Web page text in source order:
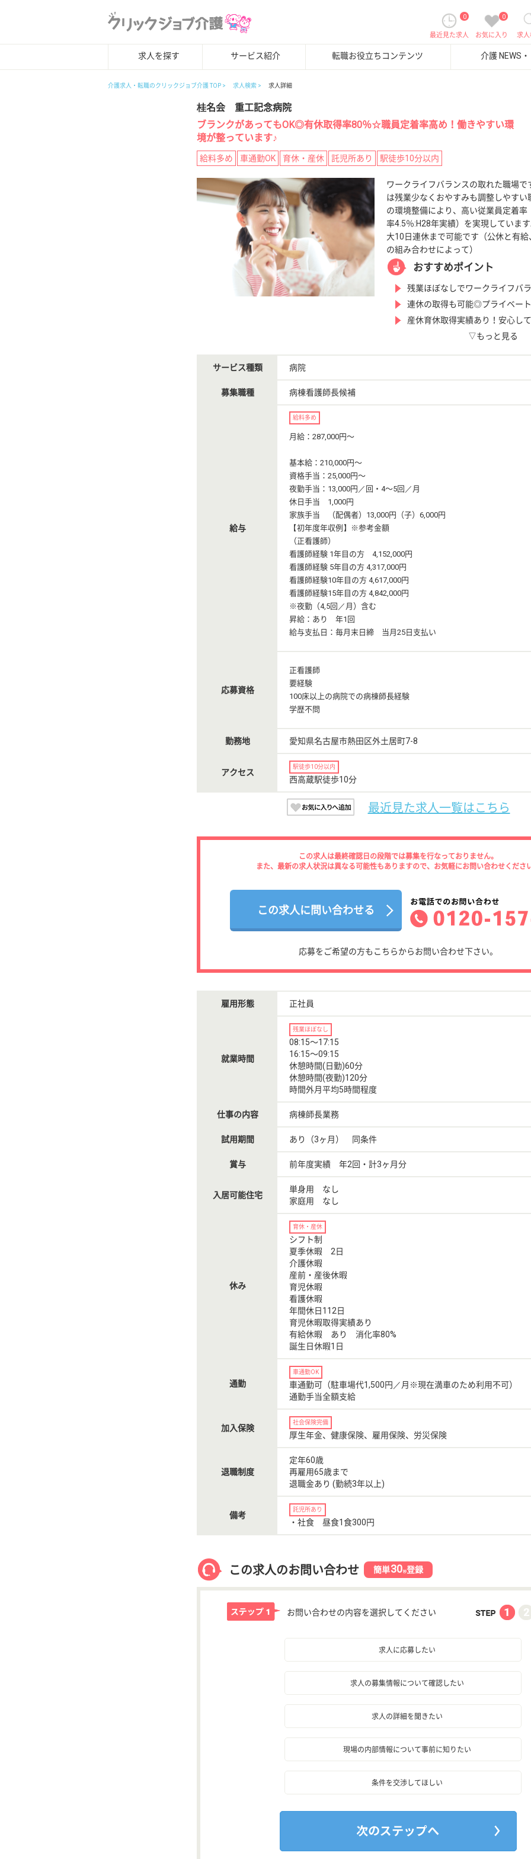
求
0
お気に入り
0
最近見た求人
求人を探す サービス紹介 転職お役立ちコンテンツ 介護 NEWS
介護求人・転職のクリックジョブ介護 TOP 求人検索 求人詳細
桂名会 重工記念病院
ブランクがあってもOK◎有休取得率80％☆職員定着率高め！働きやすい環
境が整っています♪
給料多め 車通勤OK 育休・産休 託児所あり 駅徒歩10分以内
ワークライフバランスの取れた職場で
は残業少なくおやすみも調整しやすい
の環境整備により、高い従業員定着率
率4.5％:H28年実績）を実現していま
大10日連休まで可能です（公休と有
の組み合わせによって）
おすすめポイント
残業ほぼなしでワークライフバ
連休の取得も可能◎プライベー
産休育休取得実績あり！安心し
▽もっと見る
サービス種類 病院
募集職種 病棟看護師長候補
給与
給料多め
月給：287,000円〜
基本給：210,000円〜
資格手当：25,000円〜
夜勤手当：13,000円／回・4〜5回／月
休日手当 1,000円
家族手当 （配偶者）13,000円（子）6,000円
【初年度年収例】※参考金額
（正看護師）
看護師経験 1年目の方 4,152,000円
看護師経験 5年目の方 4,317,000円
看護師経験10年目の方 4,617,000円
看護師経験15年目の方 4,842,000円
※夜勤（4,5回／月）含む
昇給：あり 年1回
給与支払日：毎月末日締 当月25日支払い
応募資格
正看護師
要経験
100床以上の病院での病棟師長経験
学歴不問
勤務地 愛知県名古屋市熱田区外土居町7-8
アクセス
駅徒歩10分以内
西高蔵駅徒歩10分
最近見た求人一覧はこちら
この求人は最終確認日の段階では募集を行なっておりません。
また、最新の求人状況は異なる可能性もありますので、お気軽にお問い合わせくださ
この求人に問い合わせる
応募をご希望の方もこちらからお問い合わせ下さい。
雇用形態 正社員
就業時間
残業ほぼなし
08:15〜17:15
16:15〜09:15
休憩時間(日勤)60分
休憩時間(夜勤)120分
時間外月平均5時間程度
仕事の内容 病棟師長業務
試用期間 あり（3ヶ月） 同条件
賞与 前年度実績 年2回・計3ヶ月分
入居可能住宅
単身用 なし
家庭用 なし
休み
育休・産休
シフト制
夏季休暇 2日
介護休暇
産前・産後休暇
育児休暇
看護休暇
年間休日112日
育児休暇取得実績あり
有給休暇 あり 消化率80%
誕生日休暇1日
通勤
車通勤OK
車通勤可（駐車場代1,500円／月※現在満車のため利用不可）
通勤手当全額支給
加入保険
社会保険完備
厚生年金、健康保険、雇用保険、労災保険
退職制度
定年60歳
再雇用65歳まで
退職金あり (勤続3年以上)
備考
託児所あり
・社食 昼食1食300円
この求人のお問い合わせ 簡単30秒登録
お問い合わせの内容を選択してください
求人に応募したい
求人の募集情報について確認したい
求人の詳細を聞きたい
現場の内部情報について事前に知りたい
条件を交渉してほしい